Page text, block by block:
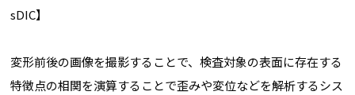
sDIC】
変形前後の画像を撮影することで、検査対象の表面に存在する
特徴点の相関を演算することで歪みや変位などを解析するシス